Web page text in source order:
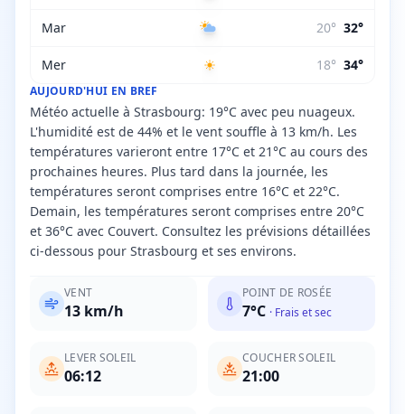
AUJOURD'HUI EN BREF
Météo actuelle à Strasbourg: 19°C avec peu nuageux.
L'humidité est de 44% et le vent souffle à 13 km/h. Les
températures varieront entre 17°C et 21°C au cours des
prochaines heures. Plus tard dans la journée, les
températures seront comprises entre 16°C et 22°C.
Demain, les températures seront comprises entre 20°C
et 36°C avec Couvert. Consultez les prévisions détaillées
ci-dessous pour Strasbourg et ses environs.
VENT
13 km/h
POINT DE ROSÉE
7°C · Frais et sec
LEVER SOLEIL
06:12
COUCHER SOLEIL
21:00
Mar 20° 32°
Mer 18° 34°